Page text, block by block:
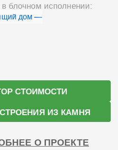
блочном исполнении:
дом —
СТОИМОСТИ
ИЗ КАМНЯ
О ПРОЕКТЕ